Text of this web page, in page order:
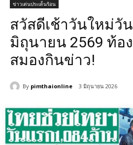
ข่าวเด่นประเด็นร้อน
สวัสดีเช้าวันใหม่วั
มิถุนายน 2569 ท้อ
สมองกินข่าว!
By pimthaionline 3 มิถุนายน 2026